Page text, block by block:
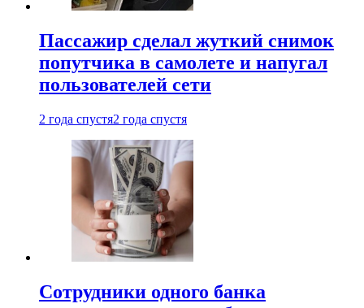
Пассажир сделал жуткий снимок
попутчика в самолете и напугал
пользователей сети
2 года спустя2 года спустя
Сотрудники одного банка